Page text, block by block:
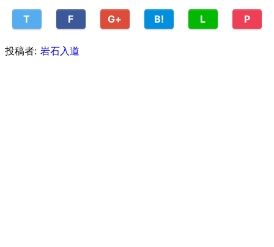
T F G+ B! L P
投稿者: 岩石入道